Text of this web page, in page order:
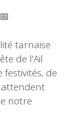
tarnaise
de l’Ail
festivités, de
attendent
notre